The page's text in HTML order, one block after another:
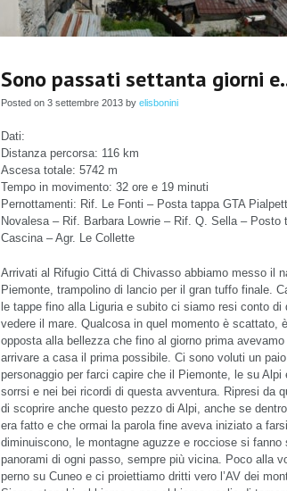
Sono passati settanta giorni
Posted on 3 settembre 2013 by elisbonini
Dati:
Distanza percorsa: 116 km
Ascesa totale: 5742 m
Tempo in movimento: 32 ore e 19 minuti
Pernottamenti: Rif. Le Fonti – Posta tappa GTA
Novalesa – Rif. Barbara Lowrie – Rif. Q. Sella – Posto
Cascina – Agr. Le Collette
Arrivati al Rifugio Cittá di Chivasso abbiamo messo il
Piemonte, trampolino di lancio per il gran tuffo finale.
le tappe fino alla Liguria e subito ci siamo resi conto
vedere il mare. Qualcosa in quel momento è scattato,
opposta alla bellezza che fino al giorno prima
arrivare a casa il prima possibile. Ci sono voluti un
personaggio per farci capire che il Piemonte, le su
sorrsi e nei bei ricordi di questa avventura. Ripresi da
di scoprire anche questo pezzo di Alpi, anche se
era fatto e che ormai la parola fine aveva iniziato a
diminuiscono, le montagne aguzze e rocciose si
panorami di ogni passo, sempre più vicina. Poco alla
perno su Cuneo e ci proiettiamo dritti vero l’AV dei